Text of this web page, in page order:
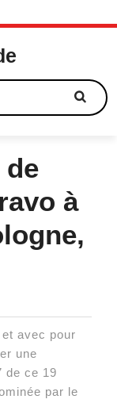
de
à
avec pour
une
de ce 19
par le